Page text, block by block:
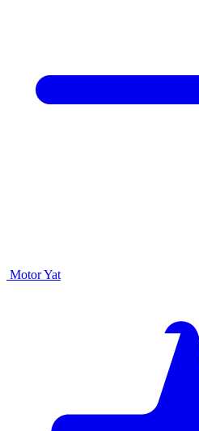
Motor Yat